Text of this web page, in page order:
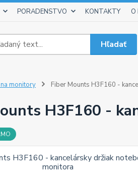
PORADENSTVO KONTAKTY O
Hľadať
monitory Fiber Mounts H3F160 -
H3F160 -